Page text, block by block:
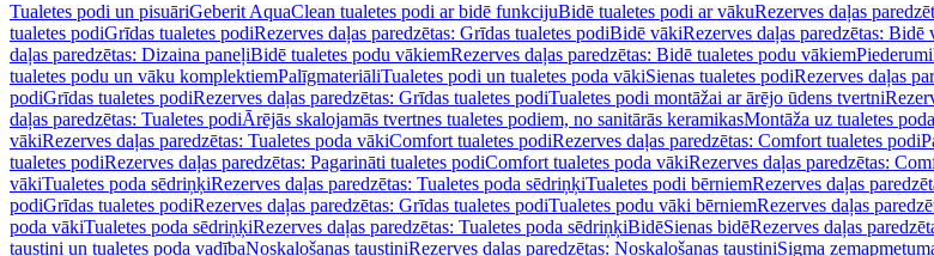
Tualetes podi un pisuāriGeberit AquaClean tualetes podi ar bidē funkcijuBidē tualetes podi ar vākuRezerves daļas
tualetes podiGrīdas tualetes podiRezerves daļas paredzētas: Grīdas tualetes podiBidē vākiRezerves daļas paredzētas: Bidē
daļas paredzētas: Dizaina paneļiBidē tualetes podu vākiemRezerves daļas paredzētas: Bidē tualetes podu vākiemPiederumi
tualetes podu un vāku komplektiemPalīgmateriāliTualetes podi un tualetes poda vākiSienas tualetes podiRezerves daļas
podiGrīdas tualetes podiRezerves daļas paredzētas: Grīdas tualetes podiTualetes podi montāžai ar ārējo ūdens tvertni
daļas paredzētas: Tualetes podiĀrējās skalojamās tvertnes tualetes podiem, no sanitārās keramikasMontāža uz tualetes poda
vākiRezerves daļas paredzētas: Tualetes poda vākiComfort tualetes podiRezerves daļas paredzētas: Comfort tualetes podi
tualetes podiRezerves daļas paredzētas: Pagarināti tualetes podiComfort tualetes poda vākiRezerves daļas paredzētas:
vākiTualetes poda sēdriņķiRezerves daļas paredzētas: Tualetes poda sēdriņķiTualetes podi bērniemRezerves daļas
podiGrīdas tualetes podiRezerves daļas paredzētas: Grīdas tualetes podiTualetes podu vāki bērniemRezerves daļas
poda vākiTualetes poda sēdriņķiRezerves daļas paredzētas: Tualetes poda sēdriņķiBidēSienas bidēRezerves daļas
taustiņi un tualetes poda vadībaNoskalošanas taustiņiRezerves daļas paredzētas: Noskalošanas taustiņiSigma